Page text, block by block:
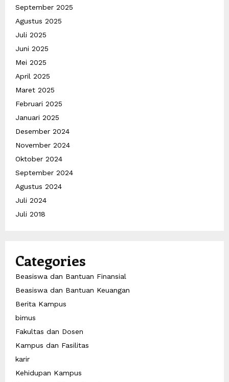
September 2025
Agustus 2025
Juli 2025
Juni 2025
Mei 2025
April 2025
Maret 2025
Februari 2025
Januari 2025
Desember 2024
November 2024
Oktober 2024
September 2024
Agustus 2024
Juli 2024
Juli 2018
Categories
Beasiswa dan Bantuan Finansial
Beasiswa dan Bantuan Keuangan
Berita Kampus
bimus
Fakultas dan Dosen
Kampus dan Fasilitas
karir
Kehidupan Kampus